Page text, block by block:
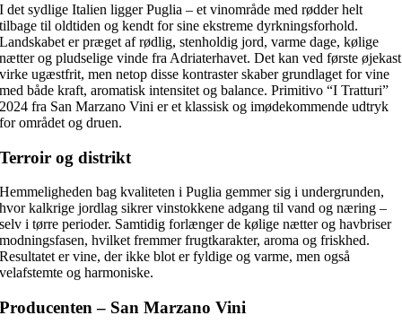
I det sydlige Italien ligger Puglia – et vinområde med rødder helt
tilbage til oldtiden og kendt for sine ekstreme dyrkningsforhold.
Landskabet er præget af rødlig, stenholdig jord, varme dage, kølige
nætter og pludselige vinde fra Adriaterhavet. Det kan ved første øjekast
virke ugæstfrit, men netop disse kontraster skaber grundlaget for vine
med både kraft, aromatisk intensitet og balance. Primitivo “I Tratturi”
2024 fra San Marzano Vini er et klassisk og imødekommende udtryk
for området og druen.
Terroir og distrikt
Hemmeligheden bag kvaliteten i Puglia gemmer sig i undergrunden,
hvor kalkrige jordlag sikrer vinstokkene adgang til vand og næring –
selv i tørre perioder. Samtidig forlænger de kølige nætter og havbriser
modningsfasen, hvilket fremmer frugtkarakter, aroma og friskhed.
Resultatet er vine, der ikke blot er fyldige og varme, men også
velafstemte og harmoniske.
Producenten – San Marzano Vini